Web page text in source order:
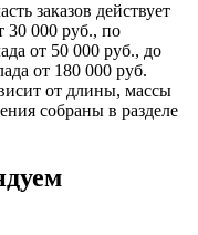
заказов действует
30 000 руб., по
от 50 000 руб., до
от 180 000 руб.
от длины, массы
собраны в разделе